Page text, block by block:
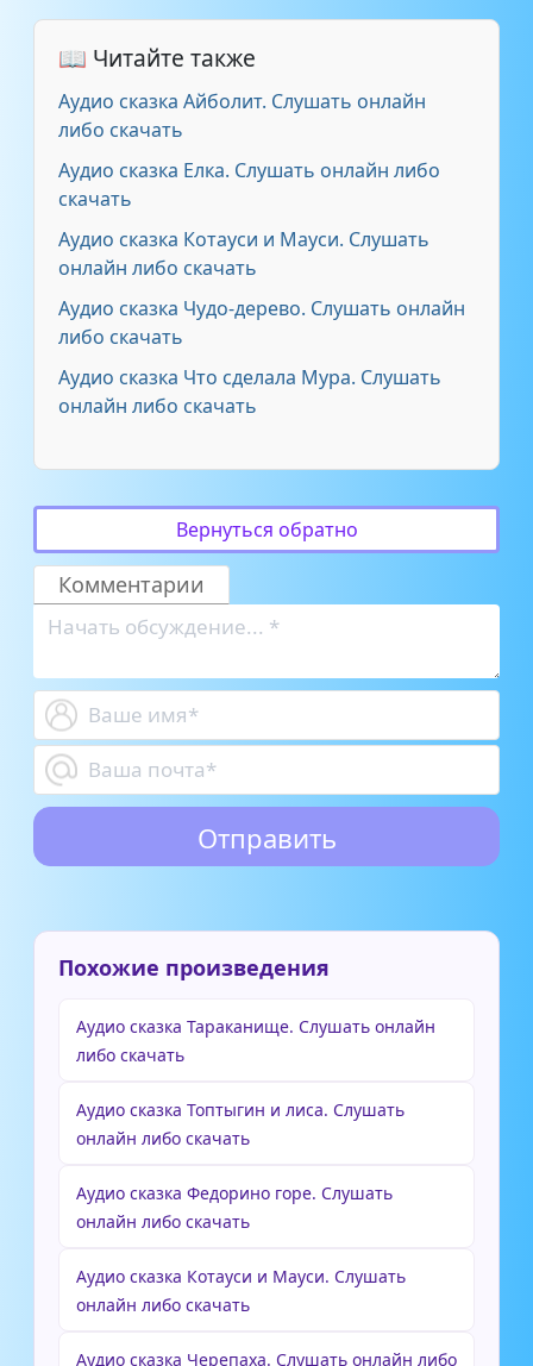
📖 Читайте также
Аудио сказка Айболит. Слушать онлайн
либо скачать
Аудио сказка Елка. Слушать онлайн либо
скачать
Аудио сказка Котауси и Мауси. Слушать
онлайн либо скачать
Аудио сказка Чудо-дерево. Слушать онлайн
либо скачать
Аудио сказка Что сделала Мура. Слушать
онлайн либо скачать
Вернуться обратно
Комментарии
Похожие произведения
Аудио сказка Тараканище. Слушать онлайн
либо скачать
Аудио сказка Топтыгин и лиса. Слушать
онлайн либо скачать
Аудио сказка Федорино горе. Слушать
онлайн либо скачать
Аудио сказка Котауси и Мауси. Слушать
онлайн либо скачать
Аудио сказка Черепаха. Слушать онлайн либо